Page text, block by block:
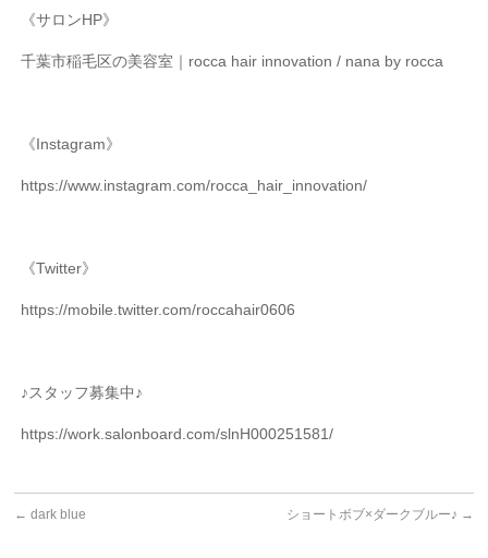
《サロンHP》
千葉市稲毛区の美容室｜rocca hair innovation / nana by rocca
《Instagram》
https://www.instagram.com/rocca_hair_innovation/
《Twitter》
https://mobile.twitter.com/roccahair0606
♪スタッフ募集中♪
https://work.salonboard.com/slnH000251581/
← dark blue ショートボブ×ダークブルー♪ →